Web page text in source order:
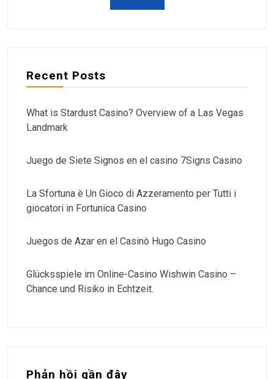
Recent Posts
What is Stardust Casino? Overview of a Las Vegas
Landmark
Juego de Siete Signos en el casino 7Signs Casino
La Sfortuna è Un Gioco di Azzeramento per Tutti i
giocatori in Fortunica Casino
Juegos de Azar en el Casinò Hugo Casino
Glücksspiele im Online-Casino Wishwin Casino –
Chance und Risiko in Echtzeit.
Phản hồi gần đây